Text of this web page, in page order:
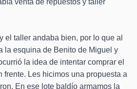
venta de repuestos y taller
el taller andaba bien, por lo que al
la esquina de Benito de Miguel y
la idea de intentar comprar el
frente. Les hicimos una propuesta a
En ese lote baldío armamos la